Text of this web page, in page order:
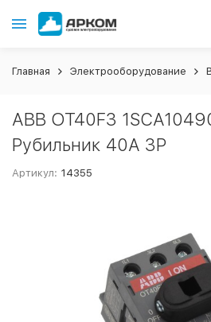
Главная Электрооборудование
ABB OT40F3
Рубильник 40A 3P
Артикул: 14355